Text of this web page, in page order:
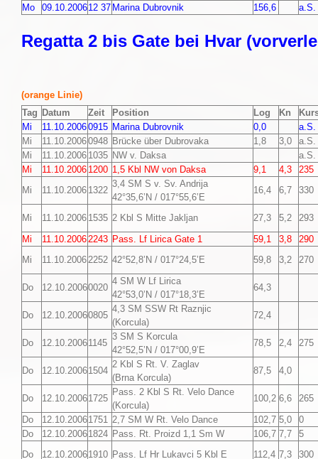
Mo
09.10.200612 37 Marina Dubrovnik 156,6 a.S.
Regatta 2 bis Gate bei Hvar
(orange Linie)
Tag Datum Zeit Position Log Kn
Mi
11.10.20060915 Marina Dubrovnik 0,0
a.S.
Mi
11.10.20060948 Brücke über Dubrovaka 1,8 3,0
a.S.
Mi
11.10.2006 1035 NW v. Daksa
a.S.
Mi
11.10.2006 1200 1,5 Kbl NW von Daksa 9,1 4,3
235
Mi
11.10.2006 1322
3,4 SM S v. Sv. Andrija
42°35,6’N / 017°55,6’E
16,4 6,7 330
Mi 11.10.2006 1535 2 Kbl S Mitte Jakljan 27,3 5,2
293
Mi
11.10.2006 2243 Pass. Lf Lirica Gate 1 59,1 3,8
290
Mi
11.10.2006 2252 42°52,8’N / 017°24,5’E 59,8 3,2 270
Do 12.10.20060020
4 SM W Lf Lirica
42°53,0’N / 017°18,3’E
64,3
Do 12.10.20060805
4,3 SM SSW Rt Raznjic
(Korcula)
72,4
Do 12.10.20061145
3 SM S Korcula
42°52,5’N / 017°00,9’E
78,5 2,4 275
Do 12.10.20061504
2 Kbl S Rt. V. Zaglav
(Brna Korcula)
87,5 4,0
Do 12.10.20061725
Pass. 2 Kbl S Rt. Velo Dance
(Korcula)
100,2 6,6
265
Do
12.10.20061751 2,7 SM W Rt. Velo Dance 102,7 5,0
0
Do
12.10.20061824 Pass. Rt. Proizd 1,1 Sm W 106,7 7,7
5
Do
12.10.20061910 Pass. Lf Hr Lukavci 5 Kbl E 112,4 7,3 300